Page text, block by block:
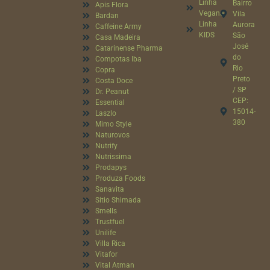
Apis Flora
Bardan
Caffeine Army
Casa Madeira
Catarinense Pharma
Compotas Iba
Copra
Costa Doce
Dr. Peanut
Essential
Laszlo
Mimo Style
Naturovos
Nutrify
Nutrissima
Prodapys
Produza Foods
Sanavita
Sitio Shimada
Smells
Trustfuel
Unilife
Villa Rica
Vitafor
Vital Atman
Linha
Vegana
Linha
KIDS
Bairro
Vila
Aurora
São
José
do
Rio
Preto
/ SP
CEP:
15014-
380